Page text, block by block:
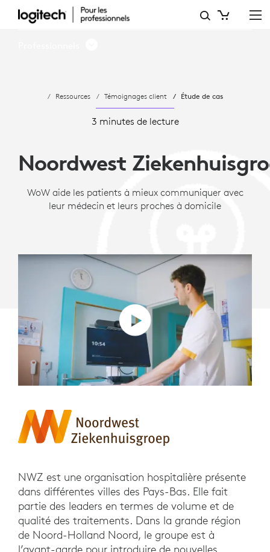
NWZ
AMÉLIORER
COMMUNICATION
Ressources Témoignages client Étude de cas
3 minutes de lecture
Noordwest
WoW aide les patients à mieux communiquer avec
leur médecin et leurs proches à domicile
NWZ est une organisation hospitalière présente
dans différentes villes des Pays-Bas. Elle fait
partie des leaders en termes de volume et de
qualité des traitements. Dans la grande région
de Noord-Holland Noord, le groupe est à